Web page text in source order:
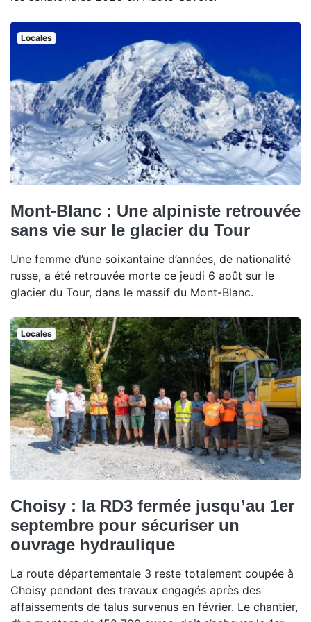
Locales
Mont-Blanc : Une alpiniste retrouvée
sans vie sur le glacier du Tour
Une femme d’une soixantaine d’années, de nationalité
russe, a été retrouvée morte ce jeudi 6 août sur le
glacier du Tour, dans le massif du Mont-Blanc.
Locales
Choisy : la RD3 fermée jusqu’au 1er
septembre pour sécuriser un
ouvrage hydraulique
La route départementale 3 reste totalement coupée à
Choisy pendant des travaux engagés après des
affaissements de talus survenus en février. Le chantier,